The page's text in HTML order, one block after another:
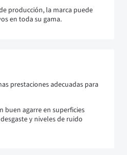
producción, la marca puede
en toda su gama.
prestaciones adecuadas para
buen agarre en superficies
y niveles de ruido